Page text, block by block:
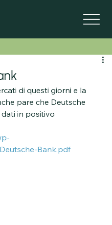
di questi giorni e la
pare che Deutsche
in positivo
Bank.pdf